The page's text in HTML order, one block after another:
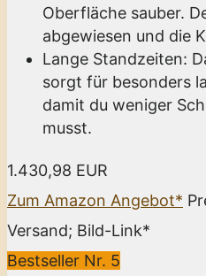
Oberfläche sauber.
abgewiesen und die
Lange Standzeiten:
sorgt für besonders
damit du weniger
musst.
1.430,98 EUR
Zum Amazon Angebot*
Versand; Bild-Link*
Bestseller Nr. 5